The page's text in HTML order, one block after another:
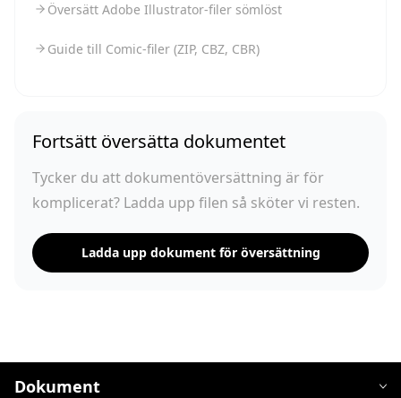
Översätt Adobe Illustrator-filer sömlöst
Guide till Comic-filer (ZIP, CBZ, CBR)
Fortsätt översätta dokumentet
Tycker du att dokumentöversättning är för
komplicerat? Ladda upp filen så sköter vi resten.
Ladda upp dokument för översättning
Dokument